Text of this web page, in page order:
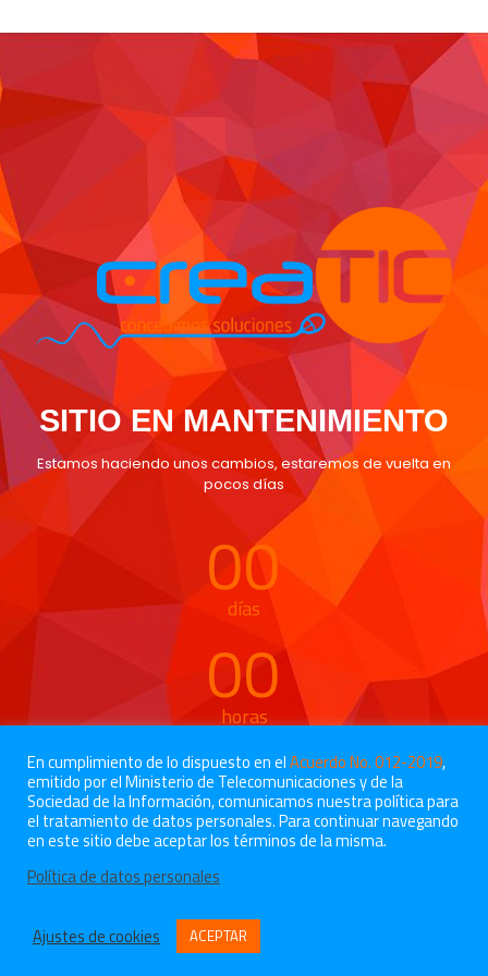
SITIO EN MANTENIMIENTO
Estamos haciendo unos cambios, estaremos de vuelta en
pocos días
00
días
00
horas
00
minutos
00
segundos
En cumplimiento de lo dispuesto en elAcuerdo No. 012-2019,
emitido por el Ministerio de Telecomunicaciones y de la
Sociedad de la Información, comunicamos nuestra política para
el tratamiento de datos personales. Para continuar navegando
en este sitio debe aceptar los términos de la misma.
Política de datos personales
Ajustes de cookies ACEPTAR